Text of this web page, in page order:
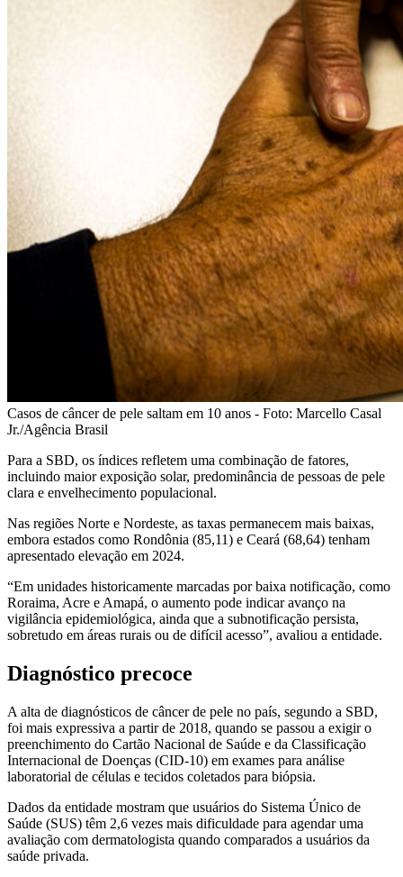
Casos de câncer de pele saltam em 10 anos - Foto: Marcello Casal
Jr./Agência Brasil
Para a SBD, os índices refletem uma combinação de fatores,
incluindo maior exposição solar, predominância de pessoas de pele
clara e envelhecimento populacional.
Nas regiões Norte e Nordeste, as taxas permanecem mais baixas,
embora estados como Rondônia (85,11) e Ceará (68,64) tenham
apresentado elevação em 2024.
“Em unidades historicamente marcadas por baixa notificação, como
Roraima, Acre e Amapá, o aumento pode indicar avanço na
vigilância epidemiológica, ainda que a subnotificação persista,
sobretudo em áreas rurais ou de difícil acesso”, avaliou a entidade.
Diagnóstico precoce
A alta de diagnósticos de câncer de pele no país, segundo a SBD,
foi mais expressiva a partir de 2018, quando se passou a exigir o
preenchimento do Cartão Nacional de Saúde e da Classificação
Internacional de Doenças (CID-10) em exames para análise
laboratorial de células e tecidos coletados para biópsia.
Dados da entidade mostram que usuários do Sistema Único de
Saúde (SUS) têm 2,6 vezes mais dificuldade para agendar uma
avaliação com dermatologista quando comparados a usuários da
saúde privada.